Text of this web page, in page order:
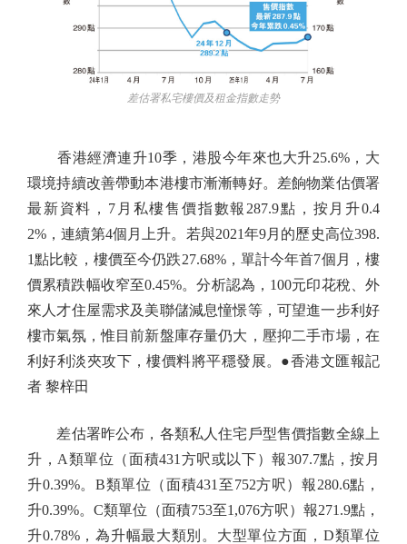
差估署私宅樓價及租金指數走勢
香港經濟連升10季，港股今年來也大升25.6%，大
環境持續改善帶動本港樓市漸漸轉好。差餉物業估價署
最新資料，7月私樓售價指數報287.9點，按月升0.4
2%，連續第4個月上升。若與2021年9月的歷史高位398.
1點比較，樓價至今仍跌27.68%，單計今年首7個月，樓
價累積跌幅收窄至0.45%。分析認為，100元印花稅、外
來人才住屋需求及美聯儲減息憧憬等，可望進一步利好
樓市氣氛，惟目前新盤庫存量仍大，壓抑二手市場，在
利好利淡夾攻下，樓價料將平穩發展。●香港文匯報記
者 黎梓田
差估署昨公布，各類私人住宅戶型售價指數全線上
升，A類單位（面積431方呎或以下）報307.7點，按月
升0.39%。B類單位（面積431至752方呎）報280.6點，
升0.39%。C類單位（面積753至1,076方呎）報271.9點，
升0.78%，為升幅最大類別。大型單位方面，D類單位